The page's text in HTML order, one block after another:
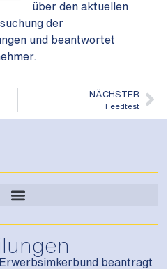
über den aktuellen
der
und beantwortet
NÄCHSTER
Feedtest
beantragt